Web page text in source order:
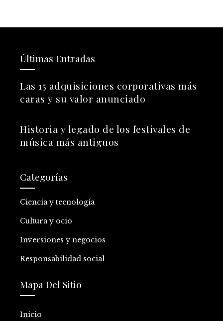
Últimas Entradas
Las 15 adquisiciones corporativas más
caras y su valor anunciado
Historia y legado de los festivales de
música más antiguos
Categorías
Ciencia y tecnología
Cultura y ocio
Inversiones y negocios
Responsabilidad social
Mapa Del Sitio
Inicio